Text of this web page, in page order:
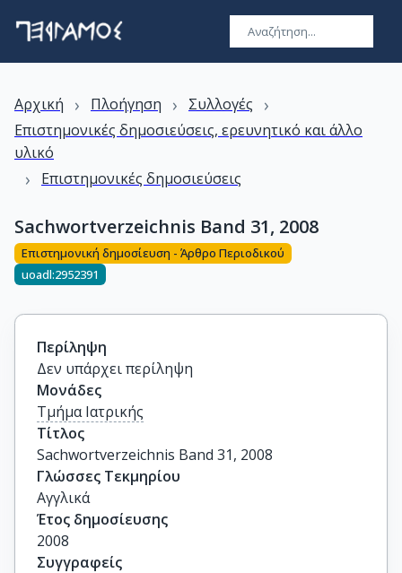
Αρχική › Πλοήγηση › Συλλογές ›
Επιστημονικές δημοσιεύσεις, ερευνητικό και άλλο
υλικό
› Επιστημονικές δημοσιεύσεις
Sachwortverzeichnis Band 31, 2008
Επιστημονική δημοσίευση - Άρθρο Περιοδικού
uoadl:2952391
Περίληψη
Δεν υπάρχει περίληψη
Μονάδες
Τμήμα Ιατρικής
Τίτλος
Sachwortverzeichnis Band 31, 2008
Γλώσσες Τεκμηρίου
Αγγλικά
Έτος δημοσίευσης
2008
Συγγραφείς